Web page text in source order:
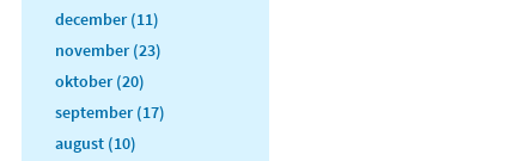
december (11)
november (23)
oktober (20)
september (17)
august (10)